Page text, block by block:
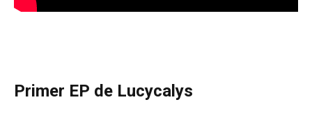
Primer EP de Lucycalys